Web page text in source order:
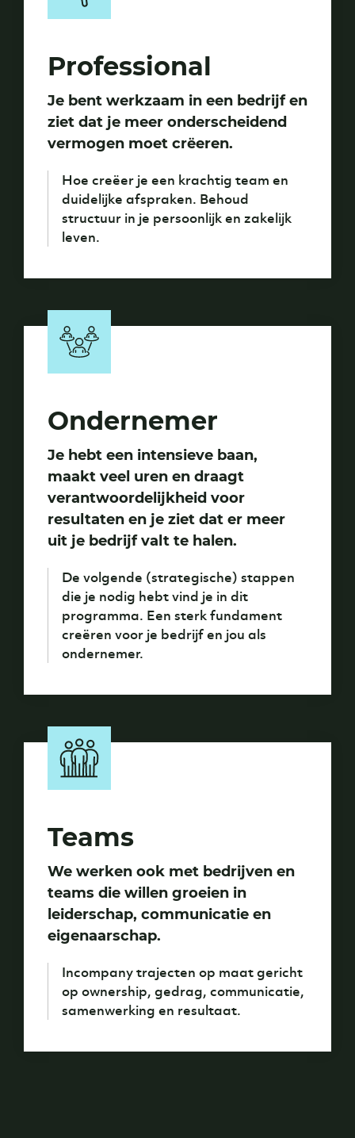
Professional
Je bent werkzaam in een bedrijf en
ziet dat je meer onderscheidend
vermogen moet crëeren.
Hoe creëer je een krachtig team en
duidelijke afspraken. Behoud
structuur in je persoonlijk en zakelijk
leven.
Ondernemer
Je hebt een intensieve baan,
maakt veel uren en draagt
verantwoordelijkheid voor
resultaten en je ziet dat er meer
uit je bedrijf valt te halen.
De volgende (strategische) stappen
die je nodig hebt vind je in dit
programma. Een sterk fundament
creëren voor je bedrijf en jou als
ondernemer.
Teams
We werken ook met bedrijven en
teams die willen groeien in
leiderschap, communicatie en
eigenaarschap.
Incompany trajecten op maat gericht
op ownership, gedrag, communicatie,
samenwerking en resultaat.